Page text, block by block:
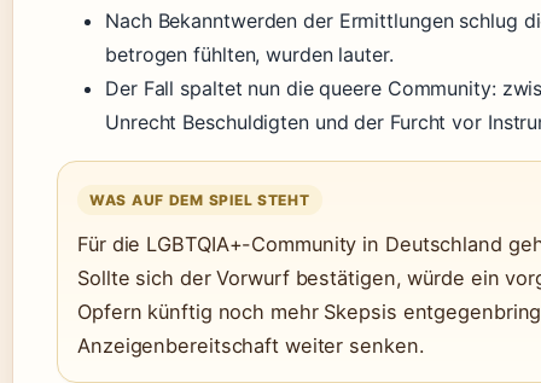
Nach Bekanntwerden der Ermittlungen schlug
betrogen fühlten, wurden lauter.
Der Fall spaltet nun die queere Community:
Unrecht Beschuldigten und der Furcht vor
WAS AUF DEM SPIEL STEHT
Für die LGBTQIA+-Community in Deutschland
Sollte sich der Vorwurf bestätigen, würde ein
Opfern künftig noch mehr Skepsis
Anzeigenbereitschaft weiter senken.